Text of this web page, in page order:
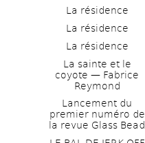
La résidence
La résidence
La résidence
La sainte et le
coyote — Fabrice
Reymond
Lancement du
premier numéro de
la revue Glass Bead